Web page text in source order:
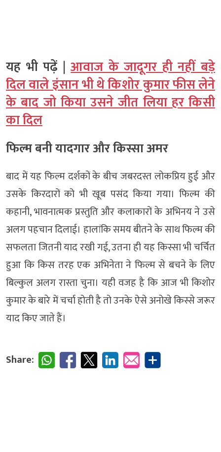
यह भी पढ़ें |आवाज के जादूगर ही नहीं बड़े
दिल वाले इंसान भी थे किशोर कुमार फीस लेने
के बाद जो किया उसने जीत लिया हर किसी
का दिल
फिल्म बनी यादगार और किस्सा अमर
बाद में यह फिल्म दर्शकों के बीच जबरदस्त लोकप्रिय हुई और
उसके किरदारों को भी खूब पसंद किया गया। फिल्म की
कहानी, भावनात्मक प्रस्तुति और कलाकारों के अभिनय ने उसे
अलग पहचान दिलाई। हालांकि समय बीतने के साथ फिल्म की
सफलता जितनी याद रखी गई, उतना ही यह किस्सा भी चर्चित
हुआ कि किस तरह एक अभिनेता ने फिल्म से बचने के लिए
बिल्कुल अलग रास्ता चुना। यही वजह है कि आज भी किशोर
कुमार के बारे में चर्चा होती है तो उनके ऐसे अनोखे किस्से जरूर
याद किए जाते हैं।
Share: